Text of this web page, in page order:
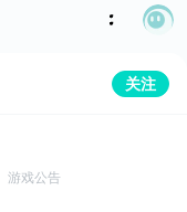
关注
游戏公告